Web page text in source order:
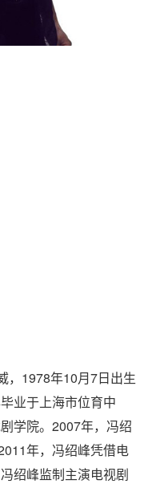
，1978年10月7日出生
业于上海市位育中
学院。2007年，冯绍
年，冯绍峰凭借电
绍峰监制主演电视剧